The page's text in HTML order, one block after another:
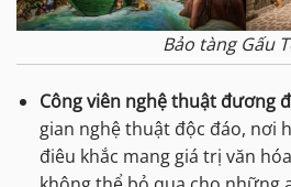
Bảo tàng Gấu
Công viên nghệ thuật đương
gian nghệ thuật độc đáo, nơi
điêu khắc mang giá trị văn